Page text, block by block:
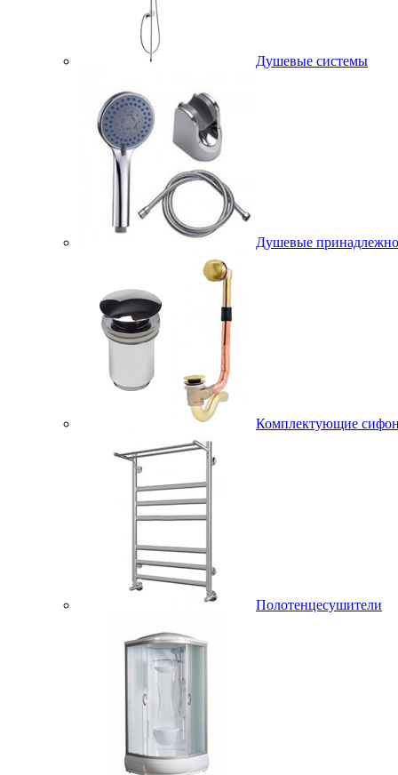
Душевые системы
Душевые
Комплектующие
Полотенцесушители